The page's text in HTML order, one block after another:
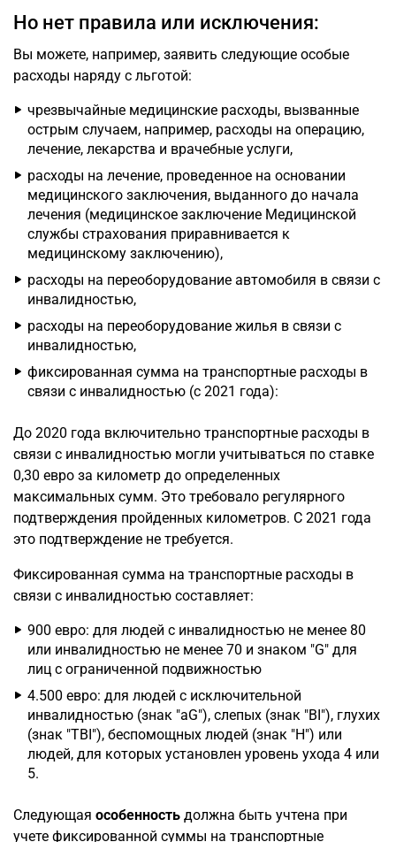
Но нет правила или исключения:
Вы можете, например, заявить следующие особые
расходы наряду с льготой:
чрезвычайные медицинские расходы, вызванные
острым случаем, например, расходы на операцию,
лечение, лекарства и врачебные услуги,
расходы на лечение, проведенное на основании
медицинского заключения, выданного до начала
лечения (медицинское заключение Медицинской
службы страхования приравнивается к
медицинскому заключению),
расходы на переоборудование автомобиля в связи с
инвалидностью,
расходы на переоборудование жилья в связи с
инвалидностью,
фиксированная сумма на транспортные расходы в
связи с инвалидностью (с 2021 года):
До 2020 года включительно транспортные расходы в
связи с инвалидностью могли учитываться по ставке
0,30 евро за километр до определенных
максимальных сумм. Это требовало регулярного
подтверждения пройденных километров. С 2021 года
это подтверждение не требуется.
Фиксированная сумма на транспортные расходы в
связи с инвалидностью составляет:
900 евро: для людей с инвалидностью не менее 80
или инвалидностью не менее 70 и знаком "G" для
лиц с ограниченной подвижностью
4.500 евро: для людей с исключительной
инвалидностью (знак "aG"), слепых (знак "BI"), глухих
(знак "TBI"), беспомощных людей (знак "H") или
людей, для которых установлен уровень ухода 4 или
5.
Следующая особенность должна быть учтена при
учете фиксированной суммы на транспортные